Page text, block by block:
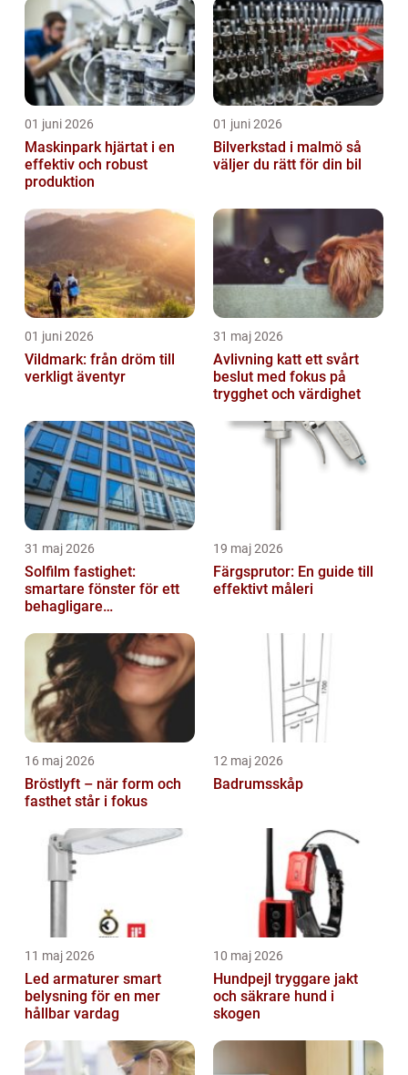
01 juni 2026
Maskinpark hjärtat i en
effektiv och robust
produktion
01 juni 2026
Bilverkstad i malmö så
väljer du rätt för din bil
01 juni 2026
Vildmark: från dröm till
verkligt äventyr
31 maj 2026
Avlivning katt ett svårt
beslut med fokus på
trygghet och värdighet
31 maj 2026
Solfilm fastighet:
smartare fönster för ett
behagligare
19 maj 2026
Färgsprutor: En guide till
effektivt måleri
16 maj 2026
Bröstlyft – när form och
fasthet står i fokus
12 maj 2026
Badrumsskåp
11 maj 2026
Led armaturer smart
belysning för en mer
hållbar vardag
10 maj 2026
Hundpejl tryggare jakt
och säkrare hund i
skogen